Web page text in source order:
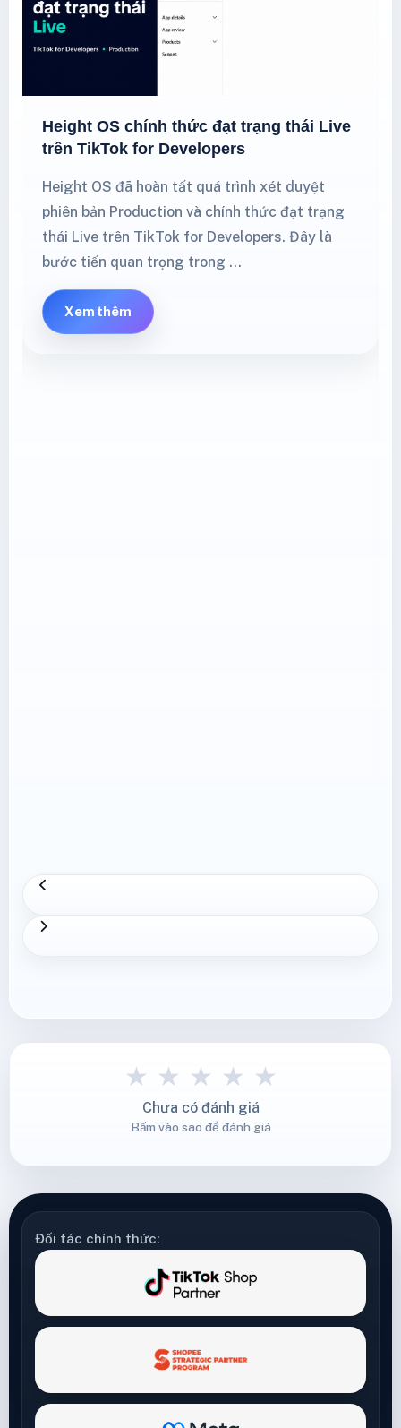
Height OS chính thức đạt trạng thái Live
trên TikTok for Developers
Height OS đã hoàn tất quá trình xét duyệt
phiên bản Production và chính thức đạt trạng
thái Live trên TikTok for Developers. Đây là
bước tiến quan trọng trong …
Xem thêm
★ ★ ★ ★ ★
Chưa có đánh giá
Bấm vào sao để đánh giá
Đối tác chính thức: